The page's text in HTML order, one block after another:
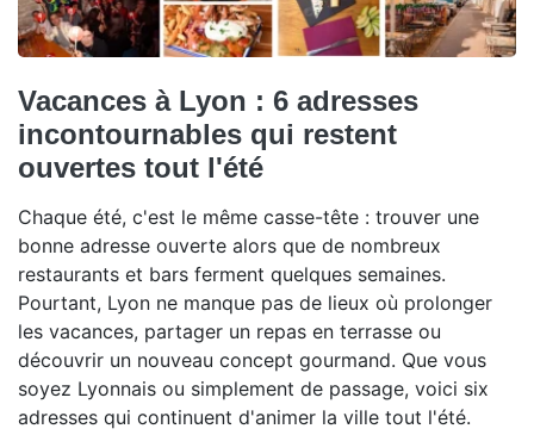
Vacances à Lyon : 6 adresses
incontournables qui restent
ouvertes tout l'été
Chaque été, c'est le même casse-tête : trouver une
bonne adresse ouverte alors que de nombreux
restaurants et bars ferment quelques semaines.
Pourtant, Lyon ne manque pas de lieux où prolonger
les vacances, partager un repas en terrasse ou
découvrir un nouveau concept gourmand. Que vous
soyez Lyonnais ou simplement de passage, voici six
adresses qui continuent d'animer la ville tout l'été.